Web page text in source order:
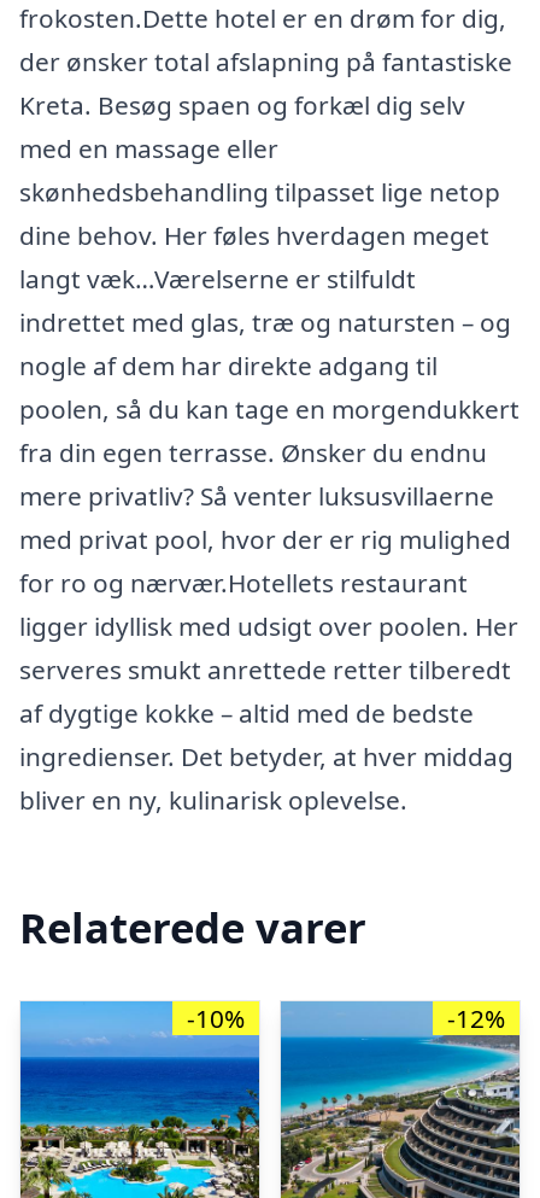
frokosten.Dette hotel er en drøm for dig,
der ønsker total afslapning på fantastiske
Kreta. Besøg spaen og forkæl dig selv
med en massage eller
skønhedsbehandling tilpasset lige netop
dine behov. Her føles hverdagen meget
langt væk…Værelserne er stilfuldt
indrettet med glas, træ og natursten – og
nogle af dem har direkte adgang til
poolen, så du kan tage en morgendukkert
fra din egen terrasse. Ønsker du endnu
mere privatliv? Så venter luksusvillaerne
med privat pool, hvor der er rig mulighed
for ro og nærvær.Hotellets restaurant
ligger idyllisk med udsigt over poolen. Her
serveres smukt anrettede retter tilberedt
af dygtige kokke – altid med de bedste
ingredienser. Det betyder, at hver middag
bliver en ny, kulinarisk oplevelse.
Relaterede varer
-10% -12%